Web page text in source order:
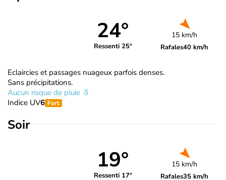
24°
Ressenti 25°
15 km/h
Rafales40 km/h
Eclaircies et passages nuageux parfois denses.
Sans précipitations.
Aucun risque de pluie
Indice UV6 Fort
Soir
19°
Ressenti 17°
15 km/h
Rafales35 km/h